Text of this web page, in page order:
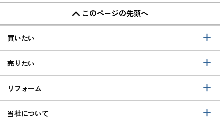
このページの先頭へ
買いたい
売りたい
リフォーム
当社について